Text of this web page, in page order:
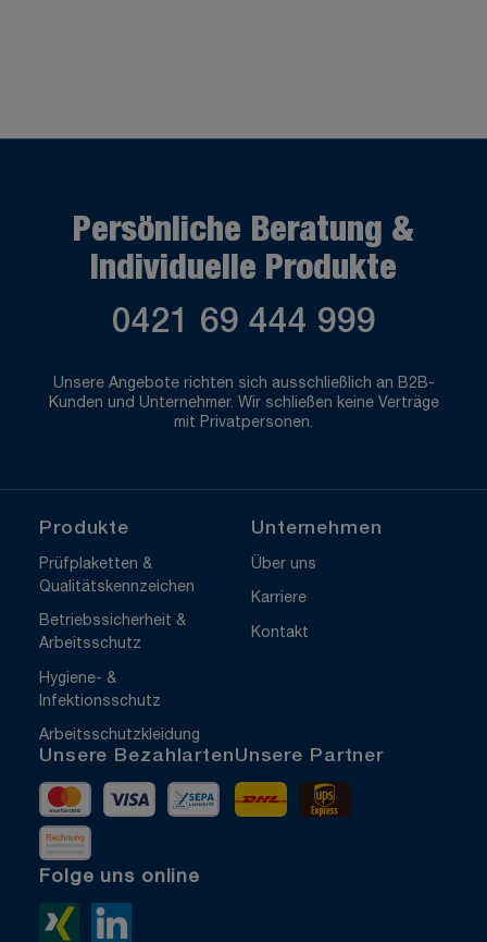
Persönliche Beratung &
Individuelle Produkte
0421 69 444 999
Unsere Angebote richten sich ausschließlich an B2B-
Kunden und Unternehmer. Wir schließen keine Verträge
mit Privatpersonen.
Produkte
Prüfplaketten &
Qualitätskennzeichen
Betriebssicherheit &
Arbeitsschutz
Hygiene- &
Infektionsschutz
Arbeitsschutzkleidung
Unternehmen
Über uns
Karriere
Kontakt
Unsere Bezahlarten
MastercardVisa Vorkasse
Rechnung
Unsere Partner
DHL
Folge uns online
Xing>